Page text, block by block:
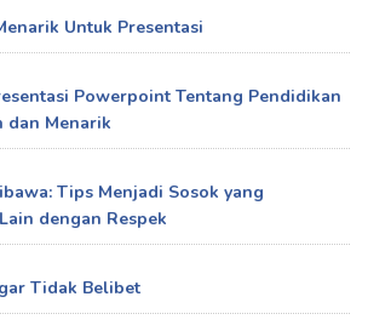
Untuk Presentasi
Powerpoint Tentang Pendidikan
dan Menarik
Tips Menjadi Sosok yang
dengan Respek
Tidak Belibet